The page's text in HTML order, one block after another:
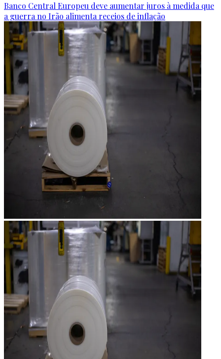
Banco Central Europeu deve aumentar juros à medida que
a guerra no Irão alimenta receios de inflação